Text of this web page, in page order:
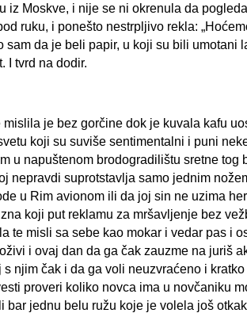
iz Moskve, i nije se ni okrenula da
ruku, i ponešto nestrpljivo rekla:
sam da je beli papir, u koji su bili umotani
I tvrd na dodir.
mislila je bez gorčine dok je kuvala kafu
koji su suviše sentimentalni i puni
u napuštenom brodogradilištu sretne tog
nepravdi suprotstavlja samo jednim
u Rim avionom ili da joj sin ne uzima
koji put reklamu za mršavljenje bez
te misli sa sebe kao mokar i vedar pas i
i ovaj dan da ga čak zauzme na juriš
s njim čak i da ga voli neuzvraćeno i
proveri koliko novca ima u novčaniku
bar jednu belu ružu koje je volela još